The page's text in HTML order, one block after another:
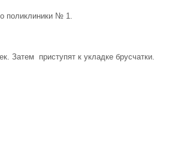
поликлиники № 1.
Затем приступят к укладке брусчатки.